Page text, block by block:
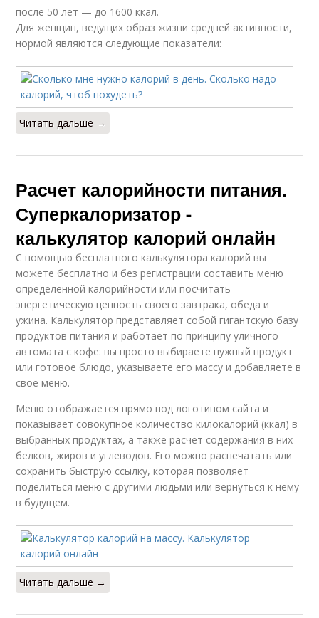
после 50 лет — до 1600 ккал.
Для женщин, ведущих образ жизни средней активности,
нормой являются следующие показатели:
Читать дальше →
Расчет калорийности питания.
Суперкалоризатор -
калькулятор калорий онлайн
С помощью бесплатного калькулятора калорий вы
можете бесплатно и без регистрации составить меню
определенной калорийности или посчитать
энергетическую ценность своего завтрака, обеда и
ужина. Калькулятор представляет собой гигантскую базу
продуктов питания и работает по принципу уличного
автомата с кофе: вы просто выбираете нужный продукт
или готовое блюдо, указываете его массу и добавляете в
свое меню.
Меню отображается прямо под логотипом сайта и
показывает совокупное количество килокалорий (ккал) в
выбранных продуктах, а также расчет содержания в них
белков, жиров и углеводов. Его можно распечатать или
сохранить быструю ссылку, которая позволяет
поделиться меню с другими людьми или вернуться к нему
в будущем.
Читать дальше →